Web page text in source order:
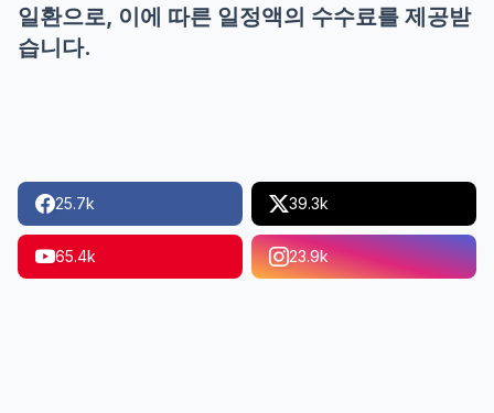
일환으로, 이에 따른 일정액의 수수료를 제공받
습니다.
25.7k 39.3k
65.4k 23.9k